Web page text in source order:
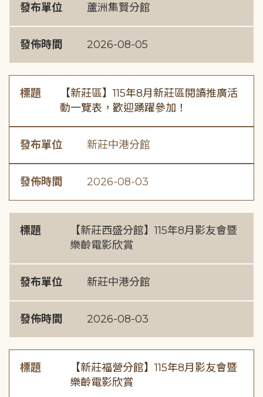
發布單位 蘆洲集賢分館
發佈時間 2026-08-05
標題
【新莊區】115年8月新莊區閱讀推廣活
動一覽表，歡迎踴躍參加！
發布單位 新莊中港分館
發佈時間 2026-08-03
標題
【新莊西盛分館】115年8月影友會暨
樂齡電影欣賞
發布單位 新莊中港分館
發佈時間 2026-08-03
標題
【新莊福營分館】115年8月影友會暨
樂齡電影欣賞